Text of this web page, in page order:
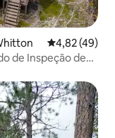
4,82 de uma
4,82 (49)
de Inspeção de